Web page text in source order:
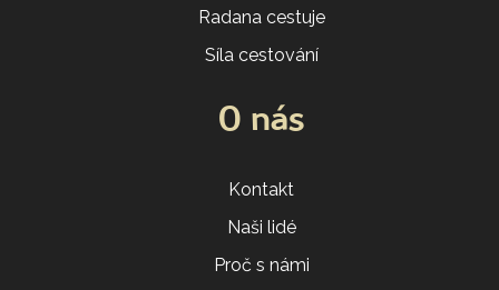
Radana cestuje
Síla cestování
O nás
Kontakt
Naši lidé
Proč s námi